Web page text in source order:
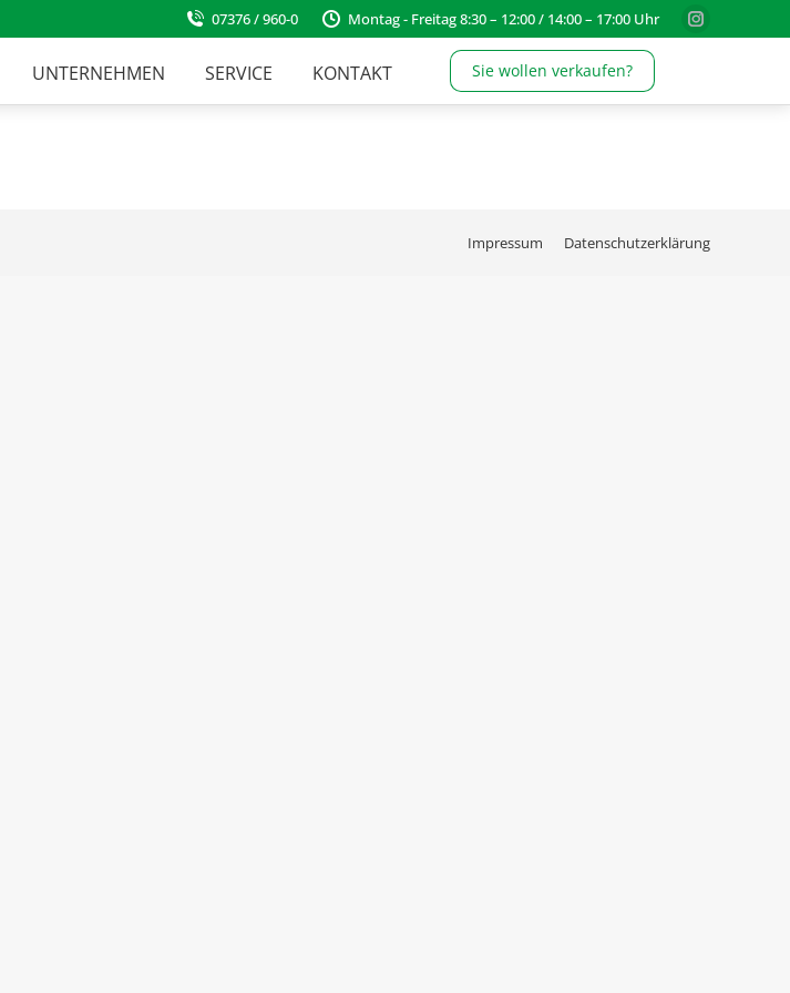
07376 / 960-0 Montag - Freitag 8:30 – 12:00 / 14:00 – 17:00 Uhr
Instagram
UNTERNEHMEN SERVICE KONTAKT Sie wollen verkaufen?
Impressum Datenschutzerklärung